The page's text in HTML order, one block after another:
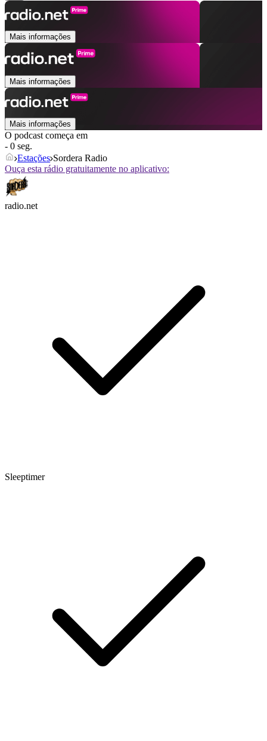
Mais informações
Mais informações
Mais informações
O podcast começa em
- 0 seg.
Estações Sordera Radio
Ouça esta rádio gratuitamente no aplicativo:
radio.net
Sleeptimer